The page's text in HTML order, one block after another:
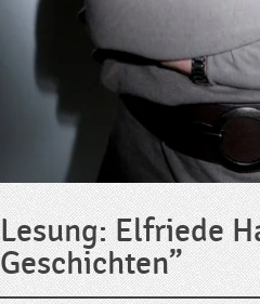
Lesung: Elfriede
Geschichten”